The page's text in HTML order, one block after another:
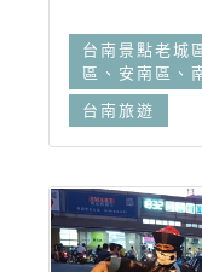
台南景點老城
區、安南區、
台南旅遊